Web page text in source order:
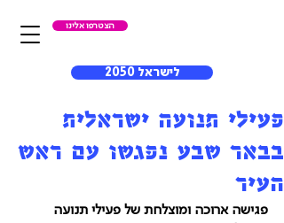
הצטרפו אלינו
לישראל 2050
פעילי תנועה ישראלית
בבאר שבע נפגשו עם ראש
העיר
פגישה ארוכה ומוצלחת של פעילי תנועה